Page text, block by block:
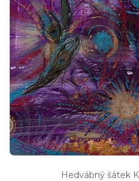
Hedvábný šátek